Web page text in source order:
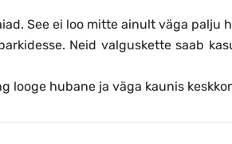
See ei loo mitte ainult väga
Neid valguskette saab
looge hubane ja väga kaunis